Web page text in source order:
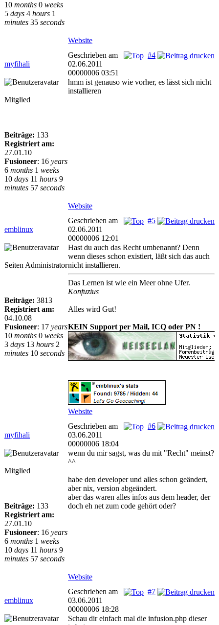
10 months 0 weeks
5 days 4 hours 1
minutes 35 seconds
Website
myfihali
#4
Geschrieben am
02.06.2011
00000006 03:51
Mitglied
Beiträge: 133
Registriert am:
27.01.10
Fusioneer: 16 years
6 months 1 weeks
10 days 11 hours 9
minutes 57 seconds
hmm ist genauso wie vorher, es lässt sich nicht
installieren
Website
emblinux
#5
Geschrieben am
02.06.2011
00000006 12:01
Seiten Administrator
Beiträge: 3813
Registriert am:
04.10.08
Fusioneer: 17 years
10 months 0 weeks
3 days 13 hours 2
minutes 10 seconds
Hast du auch das Recht umbenannt? Denn
wenn dieses schon existiert, läßt sich das auch
nicht installieren.
Das Lernen ist wie ein Meer ohne Ufer.
Konfuzius
Alles wird Gut!
KEIN Support per Mail, ICQ oder PN !
Website
myfihali
#6
Geschrieben am
03.06.2011
00000006 18:04
Mitglied
Beiträge: 133
Registriert am:
27.01.10
Fusioneer: 16 years
6 months 1 weeks
10 days 11 hours 9
minutes 57 seconds
wenn du mir sagst, was du mit "Recht" meinst?
^^
habe den developer und alles schon geändert,
aber nix, version abgeändert.
aber das waren alles infos aus dem header, der
doch eh net zum code gehört oder?
Website
emblinux
#7
Geschrieben am
03.06.2011
00000006 18:28
Schau dir einfach mal die infusion.php dieser